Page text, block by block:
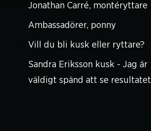
Jonathan Carré, montéryttare
Ambassadörer, ponny
Vill du bli kusk eller ryttare?
Sandra Eriksson kusk - Jag är
väldigt spänd att se resultatet